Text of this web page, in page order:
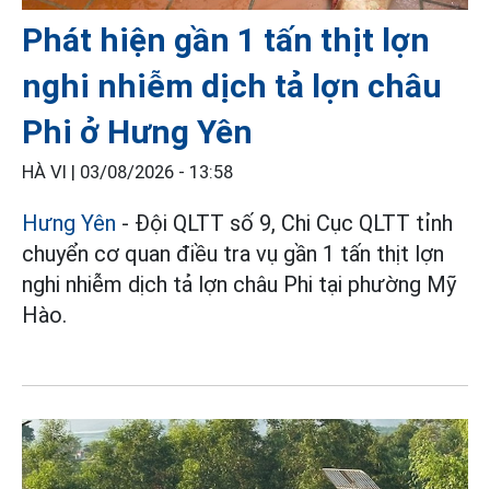
Phát hiện gần 1 tấn thịt lợn
nghi nhiễm dịch tả lợn châu
Phi ở Hưng Yên
HÀ VI | 03/08/2026 - 13:58
Hưng Yên - Đội QLTT số 9, Chi Cục QLTT tỉnh
chuyển cơ quan điều tra vụ gần 1 tấn thịt lợn
nghi nhiễm dịch tả lợn châu Phi tại phường Mỹ
Hào.